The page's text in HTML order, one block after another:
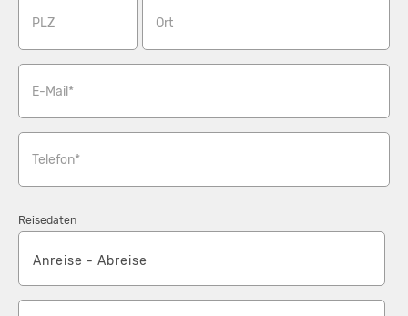
PLZ Ort
E-Mail*
Telefon*
Reisedaten